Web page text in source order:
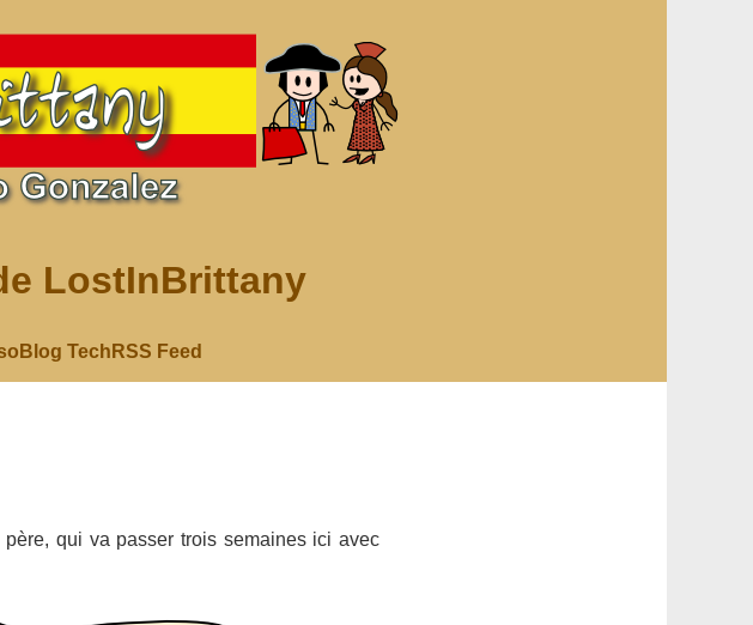
LostInBrittany
Blog Tech RSS Feed
qui va passer trois semaines ici avec